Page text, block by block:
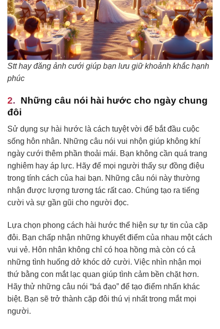
Stt hay đăng ảnh cưới giúp bạn lưu giữ khoảnh khắc hạnh
phúc
Những câu nói hài hước cho ngày chung
đôi
Sử dụng sự hài hước là cách tuyệt vời để bắt đầu cuộc
sống hôn nhân. Những câu nói vui nhộn giúp không khí
ngày cưới thêm phần thoải mái. Bạn không cần quá trang
nghiêm hay áp lực. Hãy để mọi người thấy sự đồng điệu
trong tính cách của hai bạn. Những câu nói này thường
nhận được lượng tương tác rất cao. Chúng tạo ra tiếng
cười và sự gần gũi cho người đọc.
Lựa chọn phong cách hài hước thể hiện sự tự tin của cặp
đôi. Bạn chấp nhận những khuyết điểm của nhau một cách
vui vẻ. Hôn nhân không chỉ có hoa hồng mà còn có cả
những tình huống dở khóc dở cười. Việc nhìn nhận mọi
thứ bằng con mắt lạc quan giúp tình cảm bền chặt hơn.
Hãy thử những câu nói “bá đạo” để tạo điểm nhấn khác
biệt. Bạn sẽ trở thành cặp đôi thú vị nhất trong mắt mọi
người.